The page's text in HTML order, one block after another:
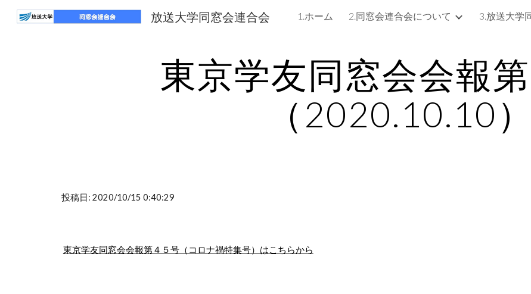
Skip to main content Skip to
放送大学同窓会連合会 1.ホーム 2.同窓会連合会について
東京学友同窓会会報
（2020.10.10）
投稿日: 2020/10/15 0:40:29
東京学友同窓会会報第４５号（コロナ禍特集号）はこちらから